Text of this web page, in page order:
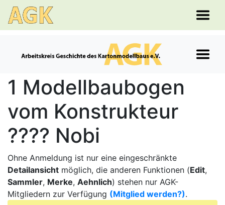
1 Modellbaubogen
vom Konstrukteur
???? Nobi
Ohne Anmeldung ist nur eine eingeschränkte
Detailansicht möglich, die anderen Funktionen (Edit,
Sammler, Merke, Aehnlich) stehen nur AGK-
Mitgliedern zur Verfügung (Mitglied werden?).